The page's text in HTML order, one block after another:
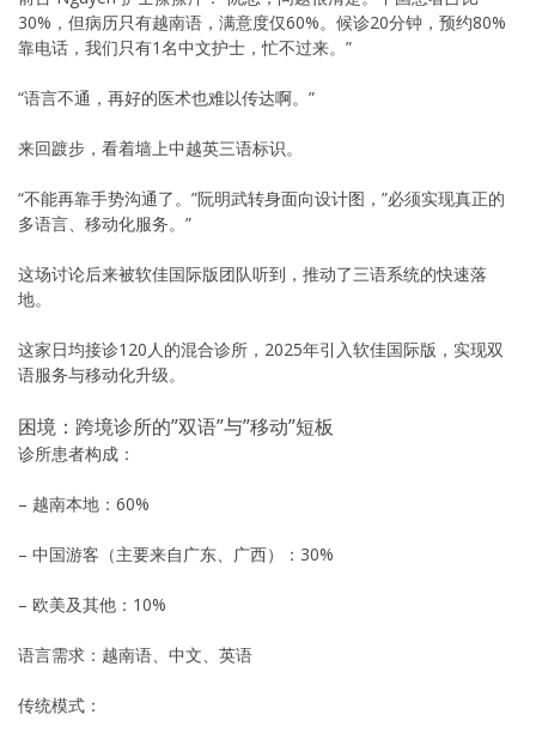
30%，但病历只有越南语，满意度仅60%。候诊20分钟，预约80%
靠电话，我们只有1名中文护士，忙不过来。”
“语言不通，再好的医术也难以传达啊。”
来回踱步，看着墙上中越英三语标识。
“不能再靠手势沟通了。”阮明武转身面向设计图，”必须实现真正的
多语言、移动化服务。”
这场讨论后来被软佳国际版团队听到，推动了三语系统的快速落
地。
这家日均接诊120人的混合诊所，2025年引入软佳国际版，实现双
语服务与移动化升级。
困境：跨境诊所的”双语”与”移动”短板
诊所患者构成：
– 越南本地：60%
– 中国游客（主要来自广东、广西）：30%
– 欧美及其他：10%
语言需求：越南语、中文、英语
传统模式：